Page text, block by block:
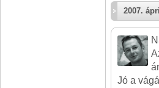
2007.
Jó a